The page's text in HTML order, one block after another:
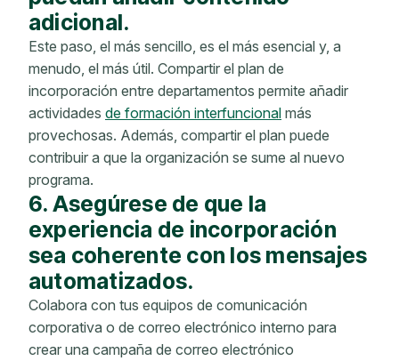
adicional.
Este paso, el más sencillo, es el más esencial y, a
menudo, el más útil. Compartir el plan de
incorporación entre departamentos permite añadir
actividades de formación interfuncional más
provechosas. Además, compartir el plan puede
contribuir a que la organización se sume al nuevo
programa.
6. Asegúrese de que la
experiencia de incorporación
sea coherente con los mensajes
automatizados.
Colabora con tus equipos de comunicación
corporativa o de correo electrónico interno para
crear una campaña de correo electrónico